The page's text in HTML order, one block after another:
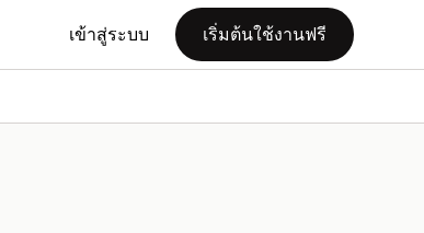
เข้าสู่ระบบ เริ่มต้นใช้งานฟรี